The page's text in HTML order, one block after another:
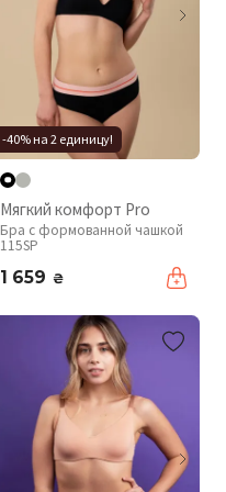
-40% на 2 единицу!
Мягкий комфорт Pro
Бра с формованной чашкой
115SP
1 659 ₴